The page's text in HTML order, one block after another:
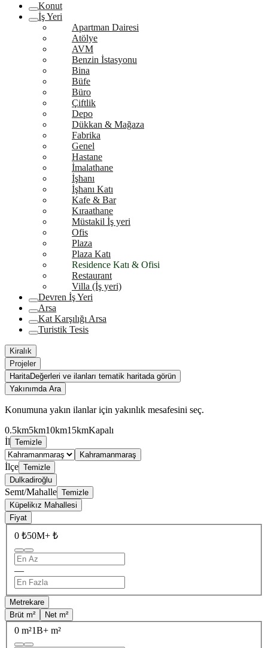
Konut
İş Yeri
Apartman Dairesi
Atölye
AVM
Benzin İstasyonu
Bina
Büfe
Büro
Çiftlik
Depo
Dükkan & Mağaza
Fabrika
Genel
Hastane
İmalathane
İşhanı
İşhanı Katı
Kafe & Bar
Kıraathane
Müstakil İş yeri
Ofis
Plaza
Plaza Katı
Residence Katı & Ofisi
Restaurant
Villa (İş yeri)
Devren İş Yeri
Arsa
Kat Karşılığı Arsa
Turistik Tesis
Kiralık
Projeler
HaritaDeğerleri ve ilanları tematik haritada görün
Yakınımda Ara
Konumuna yakın ilanlar için yakınlık mesafesini seç.
0.5km5km10km15kmKapalı
İl Temizle
Kahramanmaraş
İlçe Temizle
Dulkadiroğlu
Semt/Mahalle Temizle
Küpelikız Mahallesi
Fiyat
0 ₺50M+ ₺
—
Metrekare
Brüt m²
Net m²
0 m²1B+ m²